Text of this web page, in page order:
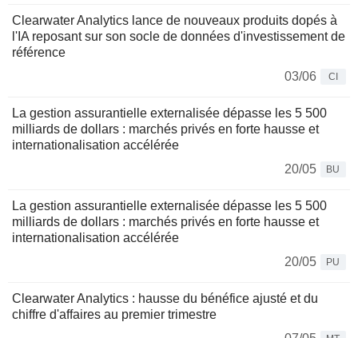
Clearwater Analytics lance de nouveaux produits dopés à
l'IA reposant sur son socle de données d'investissement de
référence
03/06
CI
La gestion assurantielle externalisée dépasse les 5 500
milliards de dollars : marchés privés en forte hausse et
internationalisation accélérée
20/05
BU
La gestion assurantielle externalisée dépasse les 5 500
milliards de dollars : marchés privés en forte hausse et
internationalisation accélérée
20/05
PU
Clearwater Analytics : hausse du bénéfice ajusté et du
chiffre d'affaires au premier trimestre